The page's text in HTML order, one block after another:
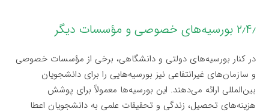
۲٫۴٫ بورسیه‌های خصوصی و مؤسسات دیگر
در کنار بورسیه‌های دولتی و دانشگاهی، برخی از مؤسسات خصوصی
و سازمان‌های غیرانتفاعی نیز بورسیه‌هایی را برای دانشجویان
بین‌المللی ارائه می‌دهند. این بورسیه‌ها معمولاً برای پوشش
هزینه‌های تحصیل، زندگی و تحقیقات علمی به دانشجویان اعطا